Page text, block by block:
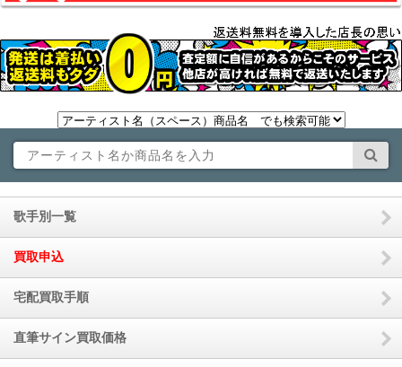
歌手別一覧
買取申込
宅配買取手順
直筆サイン買取価格